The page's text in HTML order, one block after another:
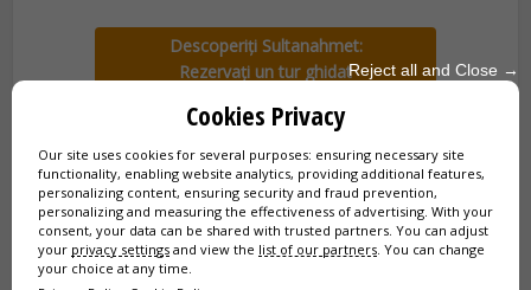
Descoperiți Sultanahmet:
Rezervați un tur ghidat
🕰️ Când e cel mai bine să explorați
Sultanahmet?
Pentru a simți cu adevărat atmosfera din Sultanahmet,
alocați cel puțino zi întreagă
Reject all and Close →
Cookies Privacy
Our site uses cookies for several purposes: ensuring necessary site
functionality, enabling website analytics, providing additional features,
personalizing content, ensuring security and fraud prevention,
personalizing and measuring the effectiveness of advertising. With your
consent, your data can be shared with trusted partners. You can adjust
your privacy settings and view the list of our partners. You can change
your choice at any time.